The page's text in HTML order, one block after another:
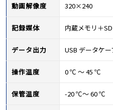
動画解像度 320×240
記録媒体 内蔵メモリ＋
データ出力 USB データケ
操作温度 0 ℃ ～ 45 ℃
保管温度 -20 ℃～ 60 ℃